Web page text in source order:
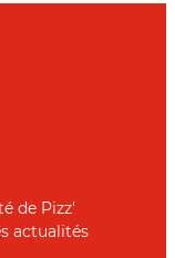
de Pizz'
actualités